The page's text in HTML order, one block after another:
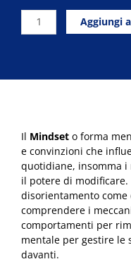
era:
Allenamento
al
Aggiungi
Il Mindset o forma
e convinzioni che
quotidiane, insomma
il potere di
disorientamento
comprendere i
comportamenti per
mentale per gestire le
davanti.